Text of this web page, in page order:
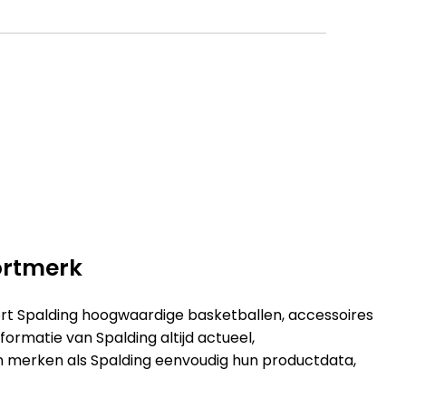
Spalding hoogwaardige basketballen, accessoires
van Spalding altijd actueel,
als Spalding eenvoudig hun productdata,